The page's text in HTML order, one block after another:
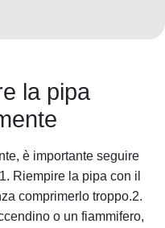
la pipa
è importante seguire
Riempire la pipa con il
comprimerlo troppo.2.
o un fiammifero,